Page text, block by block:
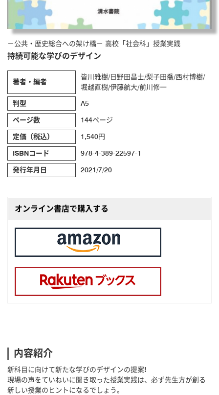
－公共・歴史総合への架け橋－ 高校「社会科」授業実践
持続可能な学びのデザイン
著者・編者
皆川雅樹/日野田昌士/梨子田喬/西村博樹/
堀越直樹/伊藤航大/前川修一
判型 A5
ページ数 144ページ
定価（税込） 1,540円
ISBNコード 978-4-389-22597-1
発行年月日 2021/7/20
オンライン書店で購入する
内容紹介
新科目に向けて新たな学びのデザインの提案!
現場の声をていねいに聞き取った授業実践は、必ず先生方が創る
新しい授業のヒントになるでしょう。